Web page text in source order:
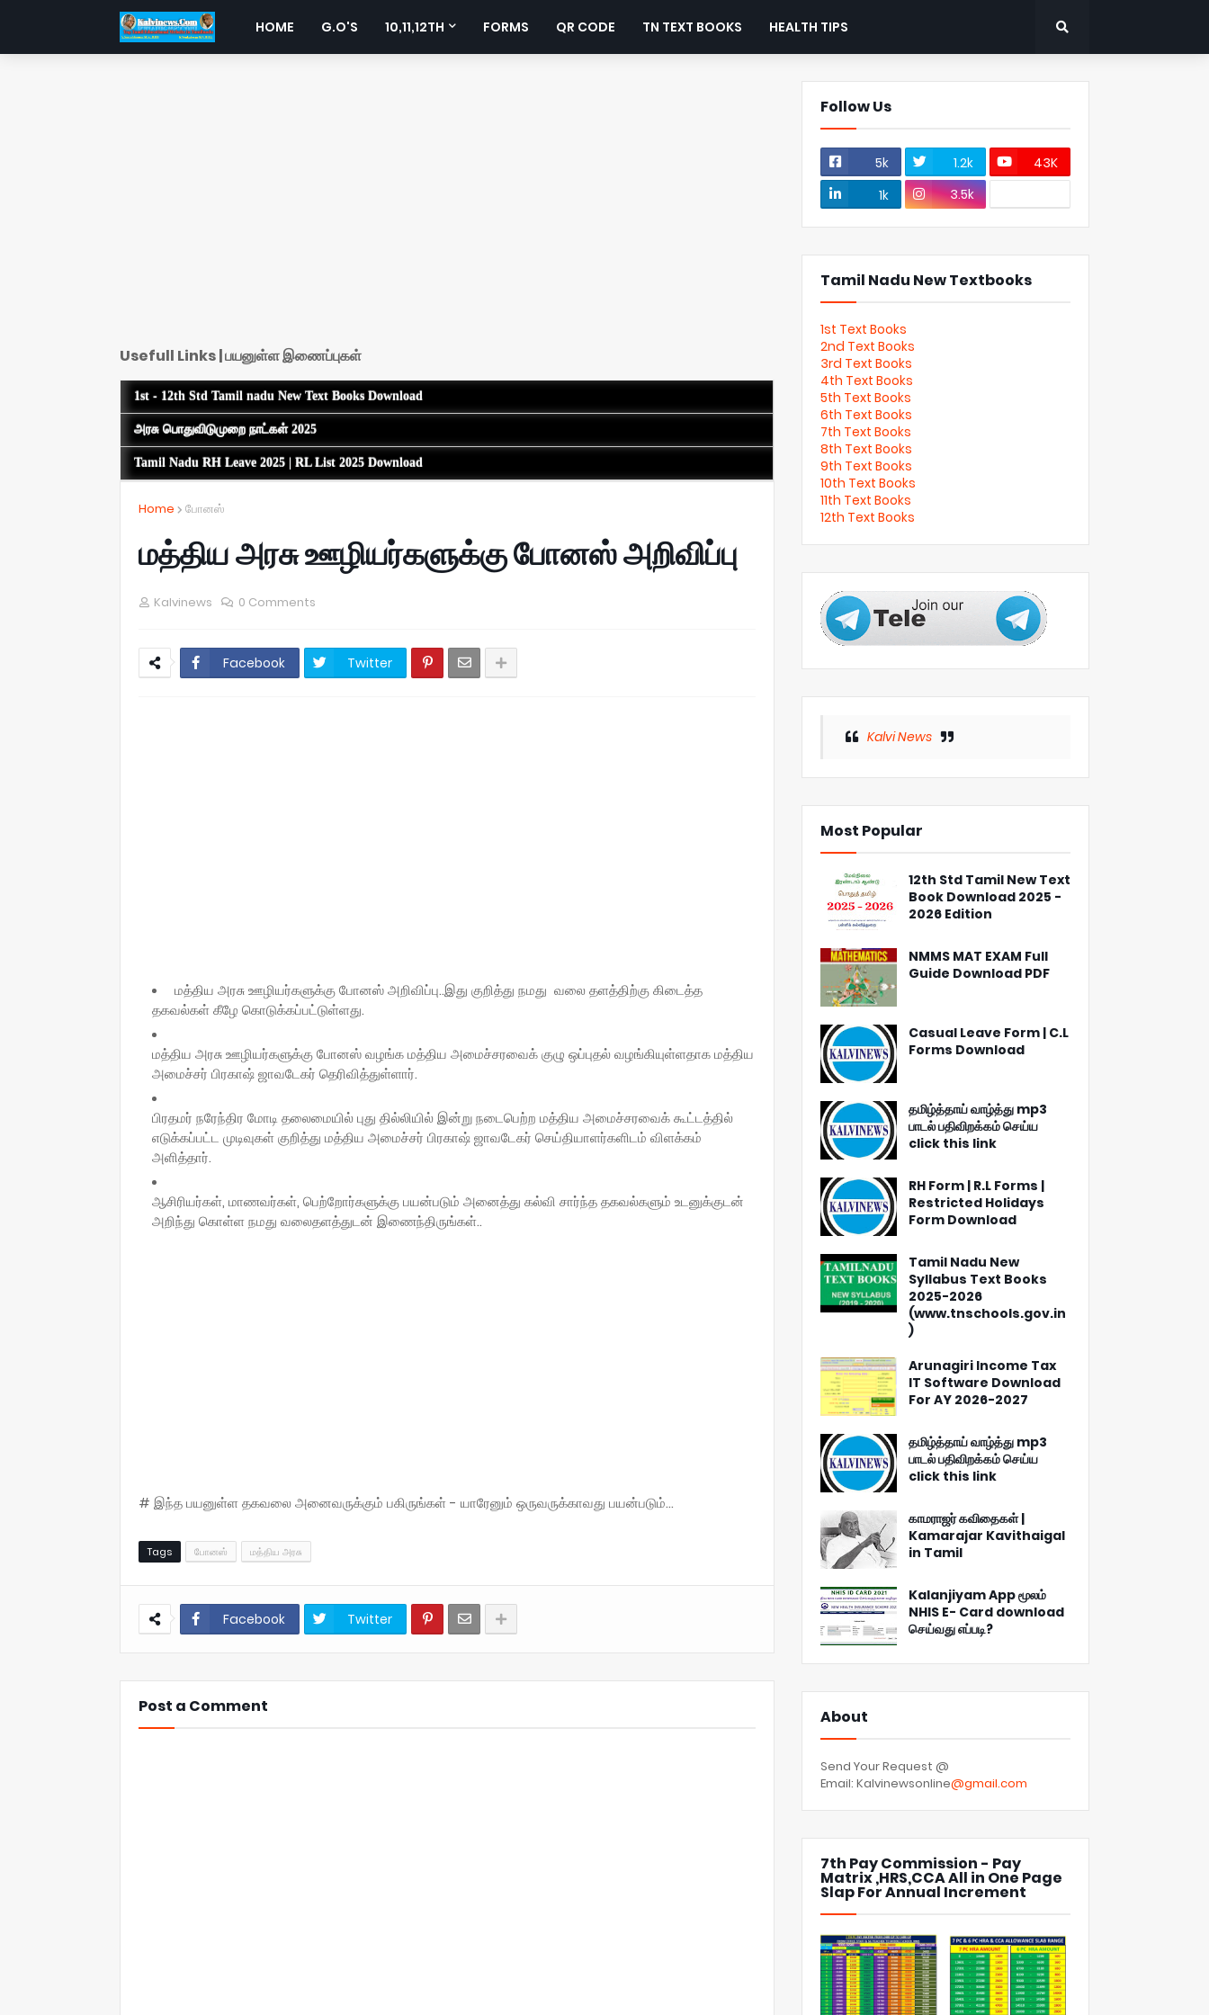
HOME G.O'S 10,11,12TH FORMS QR CODE TN TEXT BOOKS HEALTH TIPS
Usefull Links | பயனுள்ள இணைப்புகள்
1st - 12th Std Tamil nadu New Text Books Download
அரசு பொதுவிடுமுறை நாட்கள் 2025
Tamil Nadu RH Leave 2025 | RL List 2025 Download
Home போனஸ்
மத்திய அரசு ஊழியர்களுக்கு போனஸ் அறிவிப்பு
Kalvinews 0 Comments
Facebook Twitter
மத்திய அரசு ஊழியர்களுக்கு போனஸ் அறிவிப்பு..இது குறித்து நமது வலை தளத்திற்கு கிடைத்த
தகவல்கள் கீழே கொடுக்கப்பட்டுள்ளது.
மத்திய அரசு ஊழியர்களுக்கு போனஸ் வழங்க மத்திய அமைச்சரவைக் குழு ஒப்புதல் வழங்கியுள்ளதாக மத்திய
அமைச்சர் பிரகாஷ் ஜாவடேகர் தெரிவித்துள்ளார்.
பிரதமர் நரேந்திர மோடி தலைமையில் புது தில்லியில் இன்று நடைபெற்ற மத்திய அமைச்சரவைக் கூட்டத்தில்
எடுக்கப்பட்ட முடிவுகள் குறித்து மத்திய அமைச்சர் பிரகாஷ் ஜாவடேகர் செய்தியாளர்களிடம் விளக்கம்
அளித்தார்.
ஆசிரியர்கள், மாணவர்கள், பெற்றோர்களுக்கு பயன்படும் அனைத்து கல்வி சார்ந்த தகவல்களும் உடனுக்குடன்
அறிந்து கொள்ள நமது வலைதளத்துடன் இணைந்திருங்கள்..
# இந்த பயனுள்ள தகவலை அனைவருக்கும் பகிருங்கள் - யாரேனும் ஒருவருக்காவது பயன்படும்...
Tags போனஸ் மத்திய அரசு
Facebook Twitter
Post a Comment
Follow Us
5k 1.2k
43K
1k
3.5k
Tamil Nadu New Textbooks
1st Text Books
2nd Text Books
3rd Text Books
4th Text Books
5th Text Books
6th Text Books
7th Text Books
8th Text Books
9th Text Books
10th Text Books
11th Text Books
12th Text Books
Kalvi News
Most Popular
12th Std Tamil New Text
Book Download 2025 -
2026 Edition
NMMS MAT EXAM Full
Guide Download PDF
Casual Leave Form | C.L
Forms Download
தமிழ்த்தாய் வாழ்த்து mp3
பாடல் பதிவிறக்கம் செய்ய
click this link
RH Form | R.L Forms |
Restricted Holidays
Form Download
Tamil Nadu New
Syllabus Text Books
2025-2026
(www.tnschools.gov.in
)
Arunagiri Income Tax
IT Software Download
For AY 2026-2027
தமிழ்த்தாய் வாழ்த்து mp3
பாடல் பதிவிறக்கம் செய்ய
click this link
காமராஜர் கவிதைகள் |
Kamarajar Kavithaigal
in Tamil
Kalanjiyam App மூலம்
NHIS E- Card download
செய்வது எப்படி?
About
Send Your Request @
Email: Kalvinewsonline@gmail.com
7th Pay Commission - Pay
Matrix ,HRS,CCA All in One Page
Slap For Annual Increment